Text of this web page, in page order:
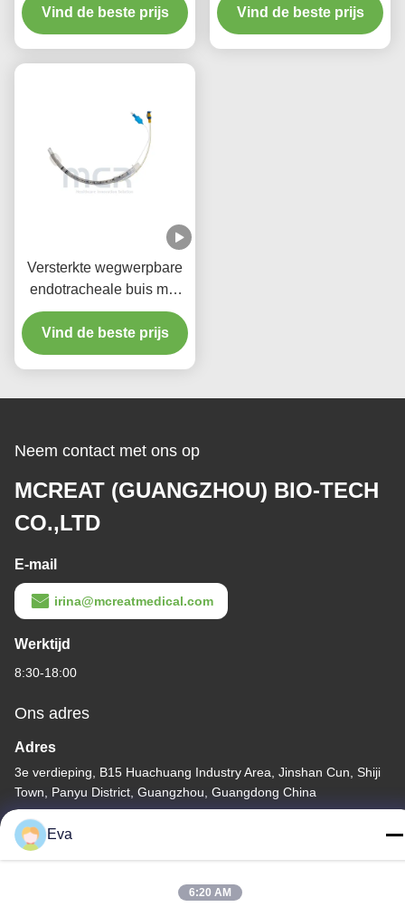
PVC voor Vijf Jaar
Kwaliteitsgarantie
Vind de beste prijs
Vind de beste prijs
Versterkte wegwerpbare
endotracheale buis met
zuigpoort micro dunne
PU-manschetten
Vind de beste prijs
Neem contact met ons op
MCREAT (GUANGZHOU) BIO-TECH
CO.,LTD
E-mail
irina@mcreatmedical.com
Werktijd
8:30-18:00
Ons adres
Adres
3e verdieping, B15 Huachuang Industry Area, Jinshan Cun, Shiji
Town, Panyu District, Guangzhou, Guangdong China
Telefoon
86-020-3156-0583
Eva
6:20 AM